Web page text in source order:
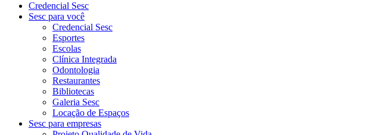
Credencial Sesc
Sesc para você
Credencial Sesc
Esportes
Escolas
Clínica Integrada
Odontologia
Restaurantes
Bibliotecas
Galeria Sesc
Locação de Espaços
Sesc para empresas